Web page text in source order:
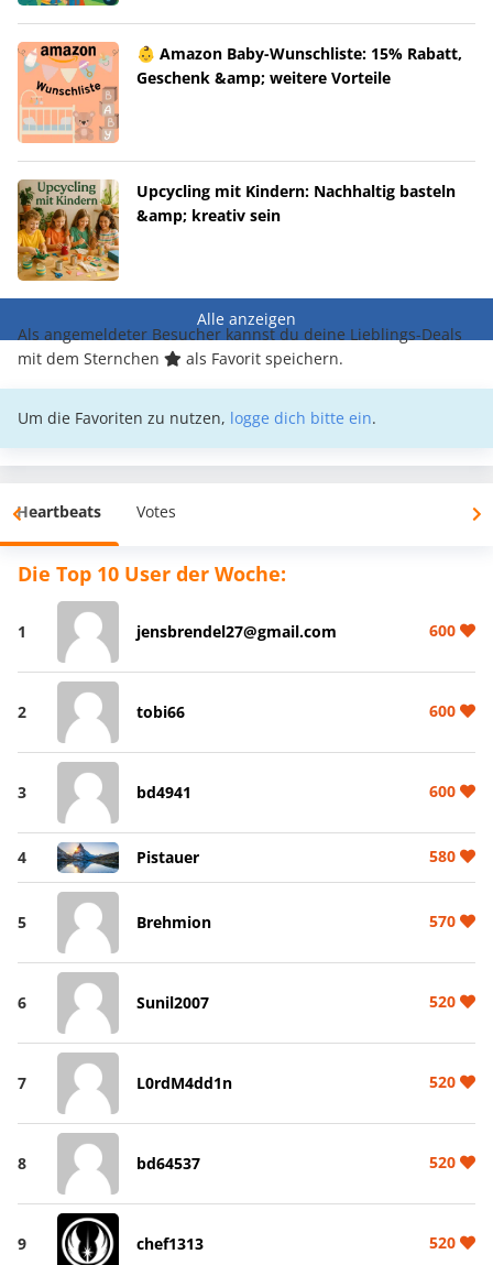
👶 Amazon Baby-Wunschliste: 15% Rabatt,
Geschenk &amp; weitere Vorteile
Upcycling mit Kindern: Nachhaltig basteln
&amp; kreativ sein
Alle anzeigen
Als angemeldeter Besucher kannst du deine Lieblings-Deals
mit dem Sternchen
als Favorit speichern.
Um die Favoriten zu nutzen, logge dich bitte ein.
Heartbeats Votes
Die Top 10 User der Woche:
1 jensbrendel27@gmail.com 600
2 tobi66 600
3 bd4941 600
4 Pistauer 580
5 Brehmion 570
6 Sunil2007 520
7 L0rdM4dd1n 520
8 bd64537 520
9 chef1313 520